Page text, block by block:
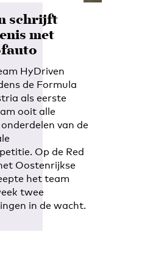
schrijft
met
HyDriven
de Formula
als eerste
ooit alle
van de
Op de Red
Oostenrijkse
het team
twee
in de wacht.